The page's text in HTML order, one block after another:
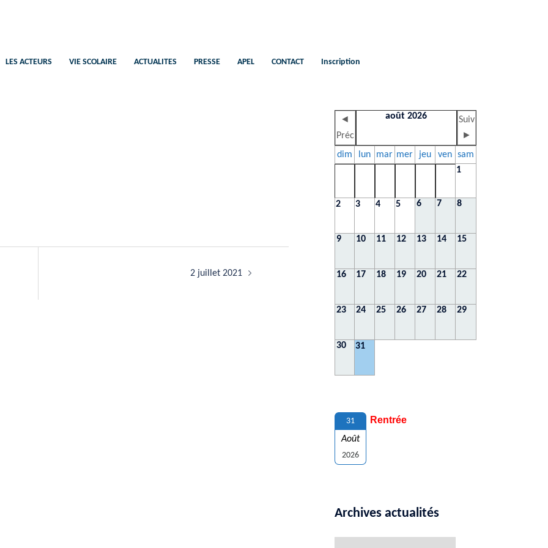
LES ACTEURS VIE SCOLAIRE ACTUALITES PRESSE APEL CONTACT Inscription
2 juillet 2021
◄
Préc
août 2026
Suiv
►
dim
lun mar mer jeu ven sam
1
2 3 4 5 6 7 8
9 10 11 12 13 14 15
16 17 18 19 20 21 22
23 24 25 26 27 28 29
30 31
31
Août
2026
Rentrée
Archives actualités